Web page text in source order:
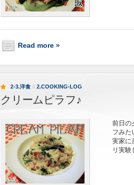
Read more »
2-3.洋食 // 2.COOKING-LOG
クリームピラフ♪
前日の
フみた
実家に
リ実